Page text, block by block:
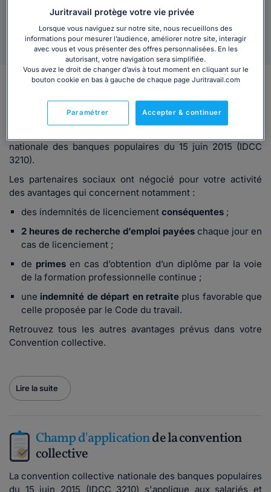
Agrément Légifrance Livraison sous 48h
Vous êtes salarié de la banque populaire ?
nationaledes banques populaires du 15 juin 2015 (IDCC
3210).
Les partenaires sociaux ont négocié pour votre activité
des avantages qui concernent notamment :
des indemnités de licenciement conséquentes ;
2 heures de recherche d’emploi payées chaque jour en
cas de licenciement ;
de primes en cas d’obtention d’un diplôme par la voie
de la formation professionnelle continue ;
une indemnité de départ en retraite plus favorable que
celle proposée par le Code du travail.
Retrouvez tous les autres avantages prévus dans votre
Convention collective.
Lire la suite
Champ d'applicationde la convention
collective
La convention collective nationale des banques populaires
du 15 juin 2015 (IDCC 3210) s'applique aux salariés et
Juritravail protège votre vie privée
Lorsque vous naviguez sur notre site, nous recueillons des
informations pour mesurer l’audience, améliorer notre site, interagir
avec vous et vous présenter des offres personnalisées. En les
autorisant, votre navigation sera simplifiée.
Vous avez le droit de changer d’avis à tout moment en cliquant sur le
bouton cookie en bas à gauche de chaque page Juritravail.com
Accepter & continuer
Paramétrer